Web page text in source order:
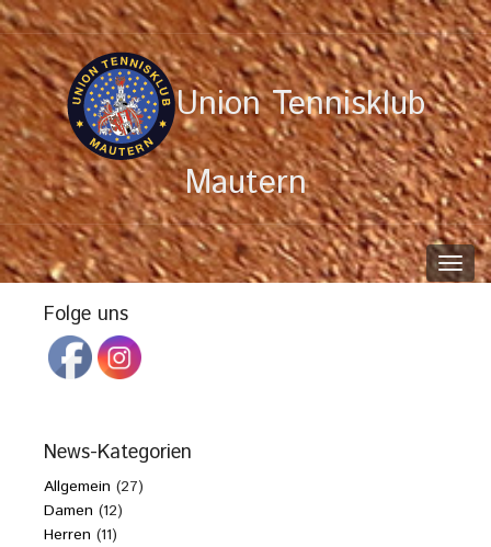
Union Tennisklub
Mautern
Folge uns
News-Kategorien
Allgemein (27)
Damen (12)
Herren (11)